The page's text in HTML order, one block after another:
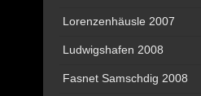
Lorenzenhäusle 2007
Ludwigshafen 2008
Fasnet Samschdig 2008